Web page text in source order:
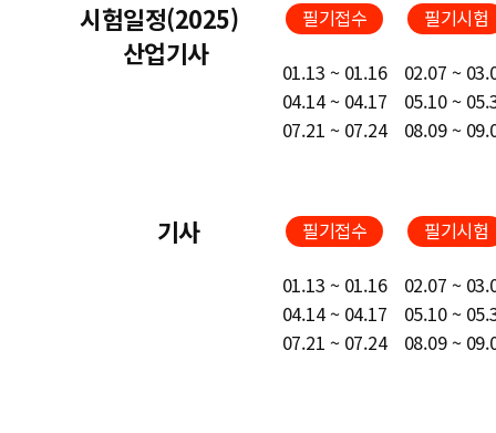
시험일정(2025)
산업기사
필기접수 필기시험
01.13 ~ 01.16
02.07 ~
04.14 ~ 04.17
05.10 ~
07.21 ~ 07.24
08.09 ~
기사 필기접수 필기시험
01.13 ~ 01.16
02.07 ~
04.14 ~ 04.17
05.10 ~
07.21 ~ 07.24
08.09 ~